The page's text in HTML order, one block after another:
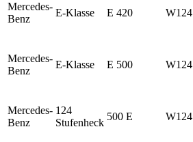
Mercedes-
Benz
E-Klasse E 420 W124
Mercedes-
Benz
E-Klasse E 500 W124
Mercedes-
Benz
124
Stufenheck
500 E W124